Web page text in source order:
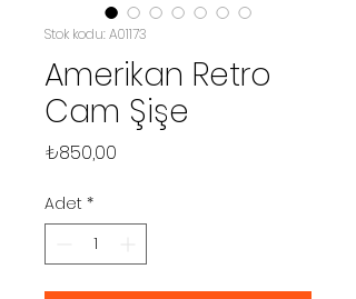
Stok kodu: A01173
Amerikan Retro
Cam Şişe
₺850,00
Adet *